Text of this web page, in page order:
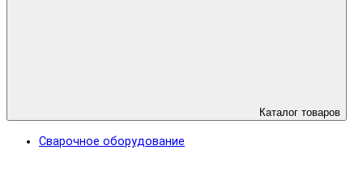
Каталог товаров
Сварочное оборудование